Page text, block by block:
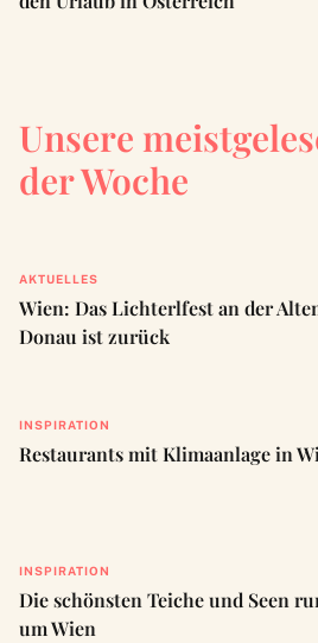
Unsere
der Woche
AKTUELLES
Wien: Das Lichterlfest an der
Donau ist zurück
INSPIRATION
Restaurants mit Klimaanlage in
INSPIRATION
Die schönsten Teiche und Seen
um Wien